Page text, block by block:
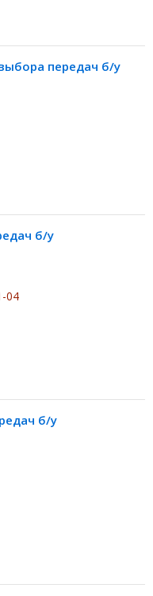
передач б/у
б/у
04
б/у